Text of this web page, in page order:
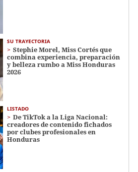
SU TRAYECTORIA
Stephie Morel, Miss Cortés que
combina experiencia, preparación
y belleza rumbo a Miss Honduras
2026
LISTADO
De TikTok a la Liga Nacional:
creadores de contenido fichados
por clubes profesionales en
Honduras